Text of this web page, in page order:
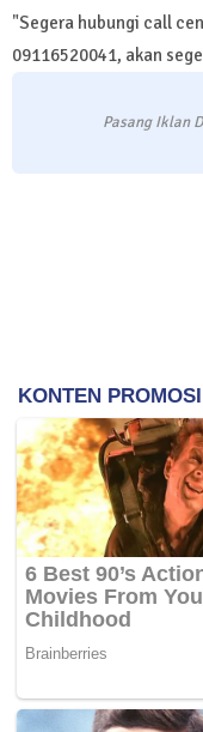
"Segera hubungi call
09116520041, akan
Pasang Iklan